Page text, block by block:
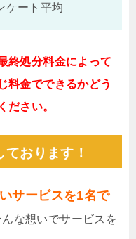
ケート平均
終処分料金によって
料金でできるかどう
ださい。
おります！
いサービスを1名で
んな想いでサービスを